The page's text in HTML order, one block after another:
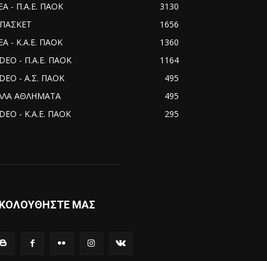
- Π.Α.Ε. ΠΑΟΚ
3130
1656
- Κ.Α.Ε. ΠΑΟΚ
1360
- Π.Α.Ε. ΠΑΟΚ
1164
- Α.Σ. ΠΑΟΚ
495
ΑΘΛΗΜΑΤΑ
495
- Κ.Α.Ε. ΠΑΟΚ
295
ΜΑΣ